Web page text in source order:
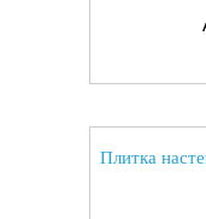
Плитка